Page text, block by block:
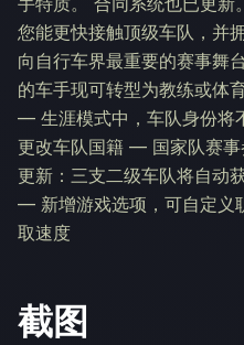
您能更快接触顶级车队，并
向自行车界最重要的赛事舞
的车手现可转型为教练或体
— 生涯模式中，车队身份将
更改车队国籍 — 国家队赛
更新：三支二级车队将自动
— 新增游戏选项，可自定义
取速度
截图